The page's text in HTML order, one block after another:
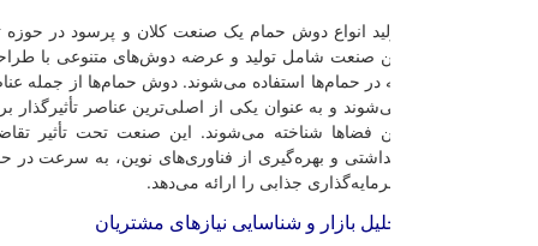
انواع دوش حمام یک صنعت کلان و پرسود در حوزه تجهیزات بهداشتی
صنعت شامل تولید و عرضه دوش‌های متنوعی با طراحی‌ها، ابعاد، و
در حمام‌ها استفاده می‌شوند. دوش حمام‌ها از جمله عناصر اساسی در
و به عنوان یکی از اصلی‌ترین عناصر تأثیرگذار بر راحتی و بهداشت
فضاها شناخته می‌شوند. این صنعت تحت تأثیر تقاضای مداوم
و بهره‌گیری از فناوری‌های نوین، به سرعت در حال توسعه و رشد
جذابی را ارائه می‌دهد.
بازار و شناسایی نیازهای مشتریان